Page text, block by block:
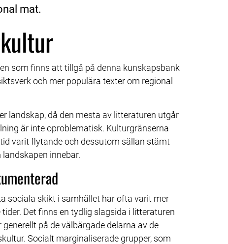
mat.
som finns att tillgå på denna kunskapsbank
och mer populära texter om regional
landskap, då den mesta av litteraturen utgår
är inte oproblematisk. Kulturgränserna
varit flytande och dessutom sällan stämt
innebar.
sociala skikt i samhället har ofta varit mer
Det finns en tydlig slagsida i litteraturen
på de välbärgade delarna av de
Socialt marginaliserade grupper, som